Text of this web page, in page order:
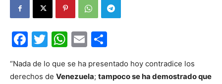
Facebook
Twitter
WhatsApp
Email
“Nada de lo que se ha presentado hoy contradice los
derechos de Venezuela; tampoco se ha demostrado que